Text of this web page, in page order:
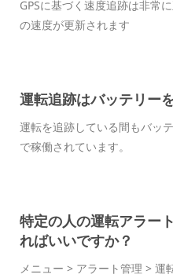
GPSに基づく速度追跡は非常
の速度が更新されます
運転追跡はバッテリー
運転を追跡している間もバッ
で稼働されています。
特定の人の運転アラー
ればいいですか？
メニュー > アラート管理 > 運